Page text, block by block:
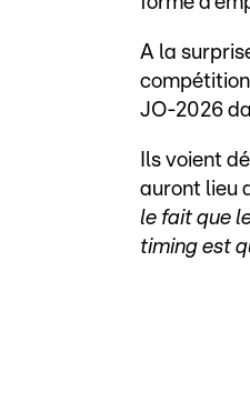
A la
JO-2026
Ils voient
auront lieu
le fait que
timing est